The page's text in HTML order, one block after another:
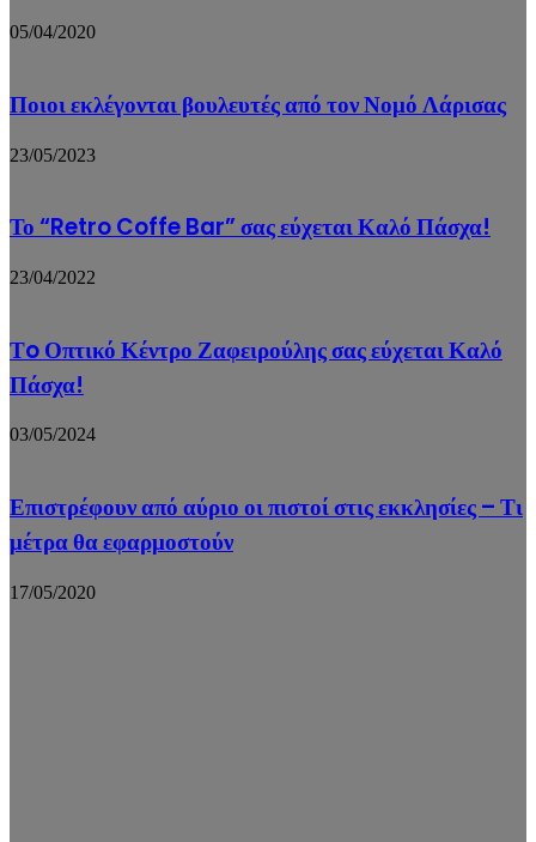
05/04/2020
Ποιοι εκλέγονται βουλευτές από τον Νομό Λάρισας
23/05/2023
Το “Retro Coffe Bar” σας εύχεται Καλό Πάσχα!
23/04/2022
Τo Οπτικό Κέντρο Ζαφειρούλης σας εύχεται Καλό
Πάσχα!
03/05/2024
Επιστρέφουν από αύριο οι πιστοί στις εκκλησίες – Τι
μέτρα θα εφαρμοστούν
17/05/2020